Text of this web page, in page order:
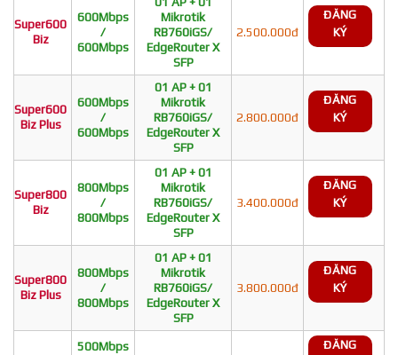
Super600
Biz
600Mbps
/
600Mbps
Mikrotik
RB760iGS/
EdgeRouter X
SFP
2.500.000đ
ĐĂNG
KÝ
Super600
Biz Plus
600Mbps
/
600Mbps
01 AP + 01
Mikrotik
RB760iGS/
EdgeRouter X
SFP
2.800.000đ
ĐĂNG
KÝ
Super800
Biz
800Mbps
/
800Mbps
01 AP + 01
Mikrotik
RB760iGS/
EdgeRouter X
SFP
3.400.000đ
ĐĂNG
KÝ
Super800
Biz Plus
800Mbps
/
800Mbps
01 AP + 01
Mikrotik
RB760iGS/
EdgeRouter X
SFP
3.800.000đ
ĐĂNG
KÝ
500Mbps
ĐĂNG